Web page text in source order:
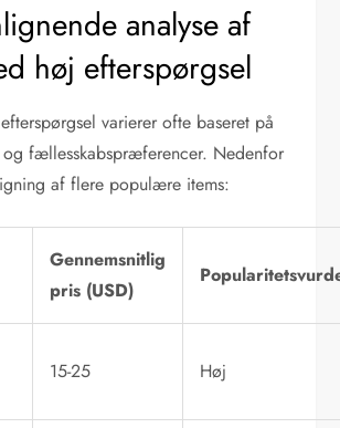
analyse af
høj efterspørgsel
varierer ofte baseret på
og fællesskabspræferencer. Nedenfor
af flere populære items:
Gennemsnitlig
pris (USD)
15-25 Høj